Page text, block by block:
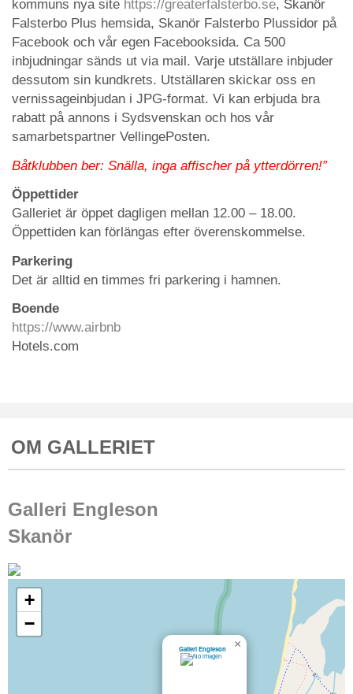
kommuns nya site https://greaterfalsterbo.se, Skanör
Falsterbo Plus hemsida, Skanör Falsterbo Plussidor på
Facebook och vår egen Facebooksida. Ca 500
inbjudningar sänds ut via mail. Varje utställare inbjuder
dessutom sin kundkrets. Utställaren skickar oss en
vernissageinbjudan i JPG-format. Vi kan erbjuda bra
rabatt på annons i Sydsvenskan och hos vår
samarbetspartner VellingePosten.
Båtklubben ber: Snälla, inga affischer på ytterdörren!”
Öppettider
Galleriet är öppet dagligen mellan 12.00 – 18.00.
Öppettiden kan förlängas efter överenskommelse.
Parkering
Det är alltid en timmes fri parkering i hamnen.
Boende
https://www.airbnb
Hotels.com
OM GALLERIET
Galleri Engleson
Skanör
Galleri Engleson ×
+
−